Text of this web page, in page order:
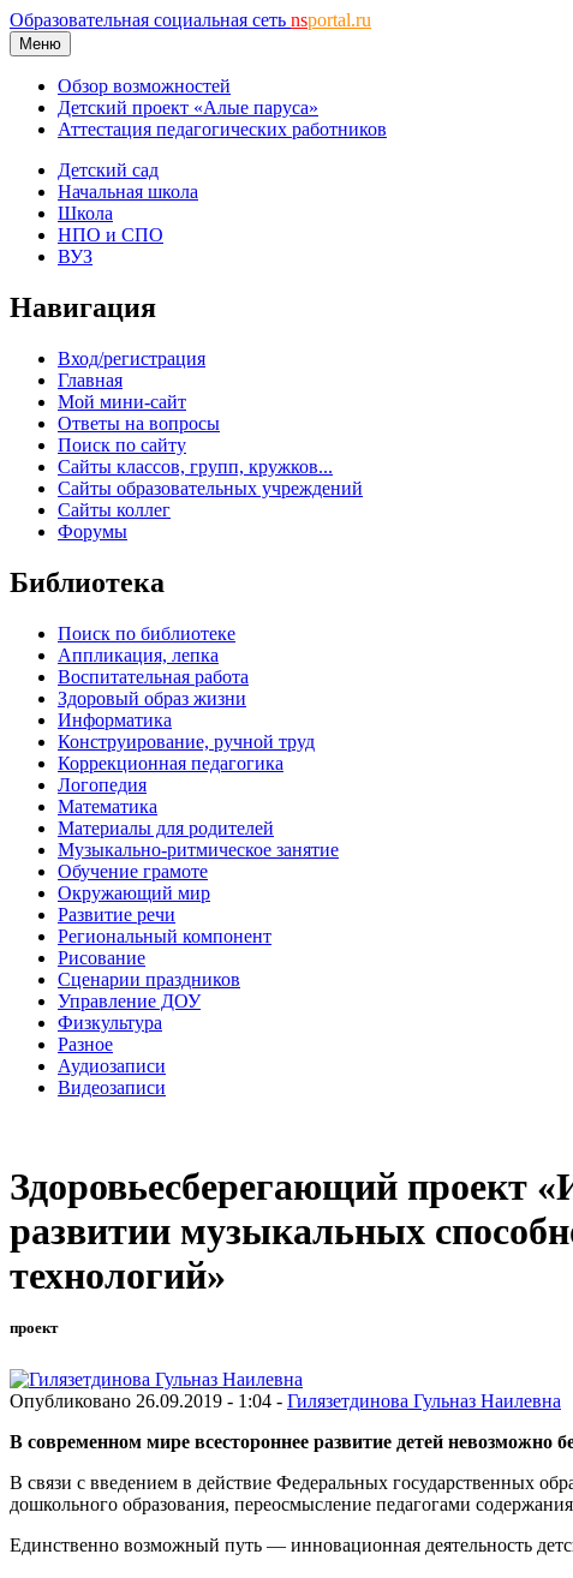
Образовательная социальная сеть nsportal.ru
Меню
Обзор возможностей
Детский проект «Алые паруса»
Аттестация педагогических работников
Детский сад
Начальная школа
Школа
НПО и СПО
ВУЗ
Навигация
Вход/регистрация
Главная
Мой мини-сайт
Ответы на вопросы
Поиск по сайту
Сайты классов, групп, кружков...
Сайты образовательных учреждений
Сайты коллег
Форумы
Библиотека
Поиск по библиотеке
Аппликация, лепка
Воспитательная работа
Здоровый образ жизни
Информатика
Конструирование, ручной труд
Коррекционная педагогика
Логопедия
Математика
Материалы для родителей
Музыкально-ритмическое занятие
Обучение грамоте
Окружающий мир
Развитие речи
Региональный компонент
Рисование
Сценарии праздников
Управление ДОУ
Физкультура
Разное
Аудиозаписи
Видеозаписи
Здоровьесберегающий проект
развитии музыкальных
технологий»
проект
Опубликовано 26.09.2019 - 1:04 - Гилязетдинова Гульназ Наилевна
В современном мире всестороннее развитие детей невозможно
В связи с введением в действие Федеральных государственных
дошкольного образования, переосмысление педагогами
Единственно возможный путь — инновационная деятельность